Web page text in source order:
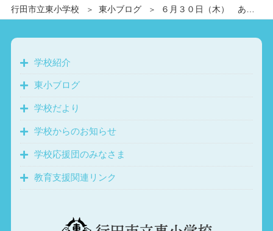
行田市立東小学校 東小ブログ ６月３０日（木） あいさつ運動 長中生があいさつ運動に来てくれました
学校紹介
東小ブログ
学校だより
学校からのお知らせ
学校応援団のみなさま
教育支援関連リンク